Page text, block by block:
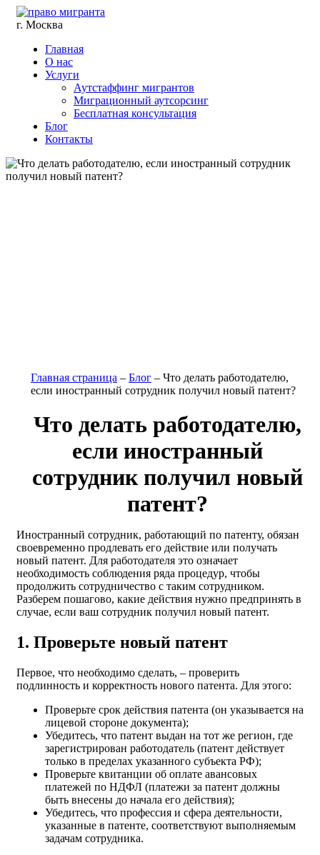
г. Москва
Главная
О нас
Услуги
Аутстаффинг мигрантов
Миграционный аутсорсинг
Бесплатная консультация
Блог
Контакты
Главная страница – Блог – Что делать работодателю,
если иностранный сотрудник получил новый патент?
Что делать работодателю,
если иностранный
сотрудник получил новый
патент?
Иностранный сотрудник, работающий по патенту, обязан
своевременно продлевать его действие или получать
новый патент. Для работодателя это означает
необходимость соблюдения ряда процедур, чтобы
продолжить сотрудничество с таким сотрудником.
Разберем пошагово, какие действия нужно предпринять в
случае, если ваш сотрудник получил новый патент.
1. Проверьте новый патент
Первое, что необходимо сделать, – проверить
подлинность и корректность нового патента. Для этого:
Проверьте срок действия патента (он указывается на
лицевой стороне документа);
Убедитесь, что патент выдан на тот же регион, где
зарегистрирован работодатель (патент действует
только в пределах указанного субъекта РФ);
Проверьте квитанции об оплате авансовых
платежей по НДФЛ (платежи за патент должны
быть внесены до начала его действия);
Убедитесь, что профессия и сфера деятельности,
указанные в патенте, соответствуют выполняемым
задачам сотрудника.